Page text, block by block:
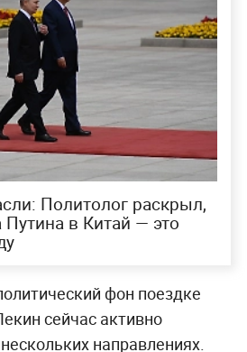
Политолог раскрыл,
в Китай — это
фон поездке
сейчас активно
направлениях.